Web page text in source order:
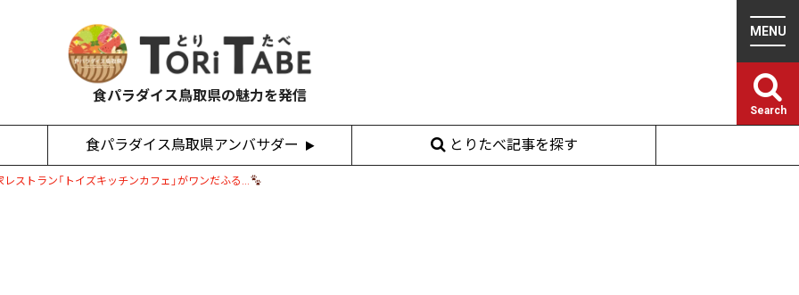
食パラダイス鳥取県の魅力を発信
食パラダイス鳥取県アンバサダー とりたべ記事を探す
Search
ストラン「トイズキッチンカフェ」がワンだふる…